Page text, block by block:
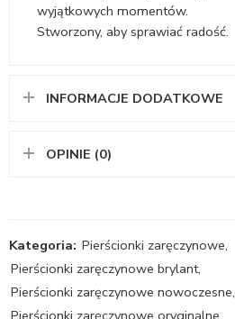
wyjątkowych momentów.
Stworzony, aby sprawiać radość.
INFORMACJE DODATKOWE
OPINIE (0)
Kategoria: Pierścionki zaręczynowe,
Pierścionki zaręczynowe brylant,
Pierścionki zaręczynowe nowoczesne,
Pierścionki zaręczynowe oryginalne